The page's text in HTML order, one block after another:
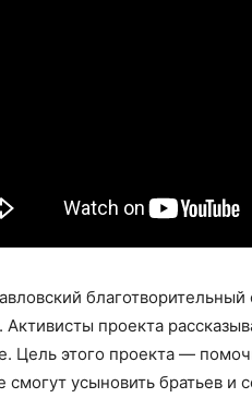
Активисты проекта
Цель этого проекта —
смогут усыновить братьев и